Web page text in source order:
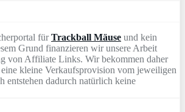
fürTrackball Mäuse und kein
Grund finanzieren wir unsere Arbeit
von Affiliate Links. Wir bekommen daher
kleine Verkaufsprovision vom jeweiligen
entstehen dadurch natürlich keine